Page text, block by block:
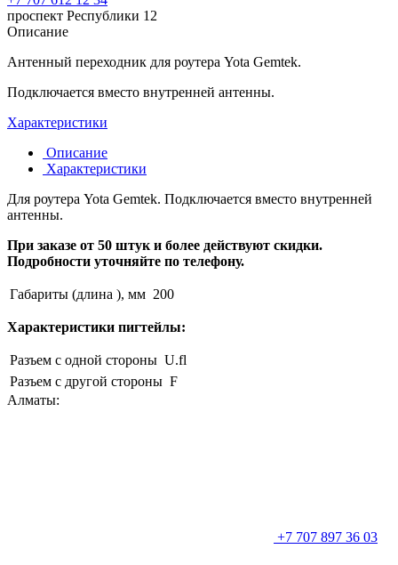
проспект Республики 12
Описание
Антенный переходник для роутера Yota Gemtek.
Подключается вместо внутренней антенны.
Характеристики
Описание
Характеристики
Для роутера Yota Gemtek. Подключается вместо внутренней
антенны.
При заказе от 50 штук и более действуют скидки.
Подробности уточняйте по телефону.
Габариты (длина ), мм 200
Характеристики пигтейлы:
Разъем с одной стороны U.fl
Разъем с другой стороны F
Алматы:
+7 707 897 36 03